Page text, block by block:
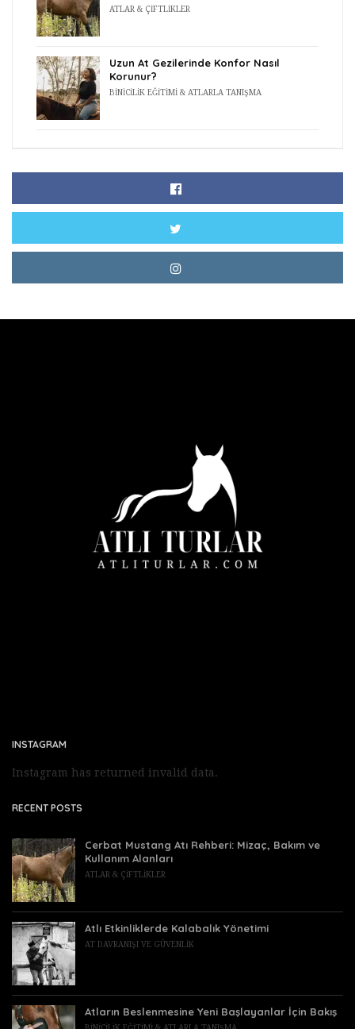
ATLAR & ÇIFTLIKLER
Uzun At Gezilerinde Konfor Nasıl
Korunur?
BINICILIK EĞITIMI & ATLARLA TANIŞMA
INSTAGRAM
Instagram has returned invalid data.
RECENT POSTS
Cerbat Mustang Atı Rehberi: Mizaç, Bakım ve
Kullanım Alanları
ATLAR & ÇIFTLIKLER
Atlı Etkinliklerde Kalabalık Yönetimi
AT DAVRANIŞI VE GÜVENLIK
Atların Beslenmesine Yeni Başlayanlar İçin Bakış